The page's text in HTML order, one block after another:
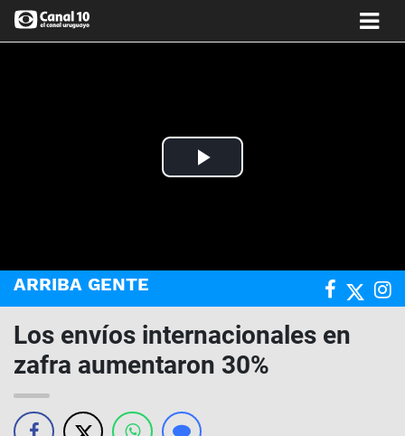
Play
ARRIBA GENTE
Los envíos internacionales en
zafra aumentaron 30%